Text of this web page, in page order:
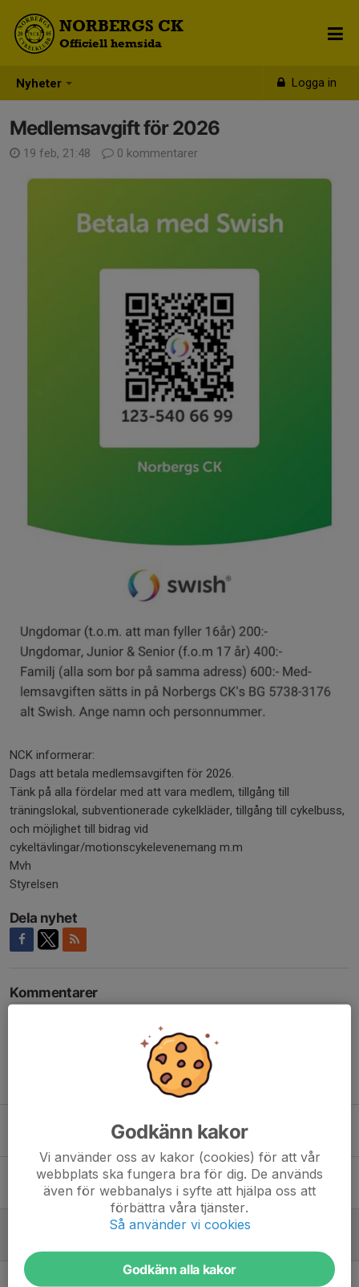
Nyheter Logga in
NORBERGS CK
Officiell hemsida
Medlemsavgift för 2026
19 feb, 21:48 0 kommentarer
NCK informerar:
Dags att betala medlemsavgiften för 2026.
Tänk på alla fördelar med att vara medlem, tillgång till
träningslokal, subventionerade cykelkläder, tillgång till cykelbuss,
och möjlighet till bidrag vid
cykeltävlingar/motionscykelevenemang m.m
Mvh
Styrelsen
Dela nyhet
Kommentarer
Klubbmästetskap
4 aug, 09:26 0
Morgongöktur
25 maj, 20:07 0
Medlemsavgift för 2026
Kallelse till årsmöte 2026
Godkänn kakor
Vi använder oss av kakor (cookies) för att vår
webbplats ska fungera bra för dig. De används
även för webbanalys i syfte att hjälpa oss att
förbättra våra tjänster.
Så använder vi cookies
Godkänn alla kakor